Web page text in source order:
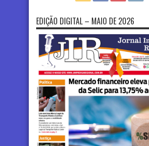
EDIÇÃO DIGITAL – MAIO DE 2026